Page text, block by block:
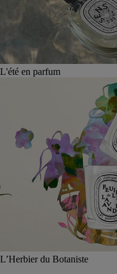
L'été en parfum
L’Herbier du Botaniste